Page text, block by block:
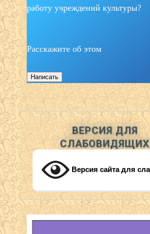
работу учреждений культуры?
Расскажите об этом
Написать
ВЕРСИЯ ДЛЯ
СЛАБОВИДЯЩИХ
Версия сайта для